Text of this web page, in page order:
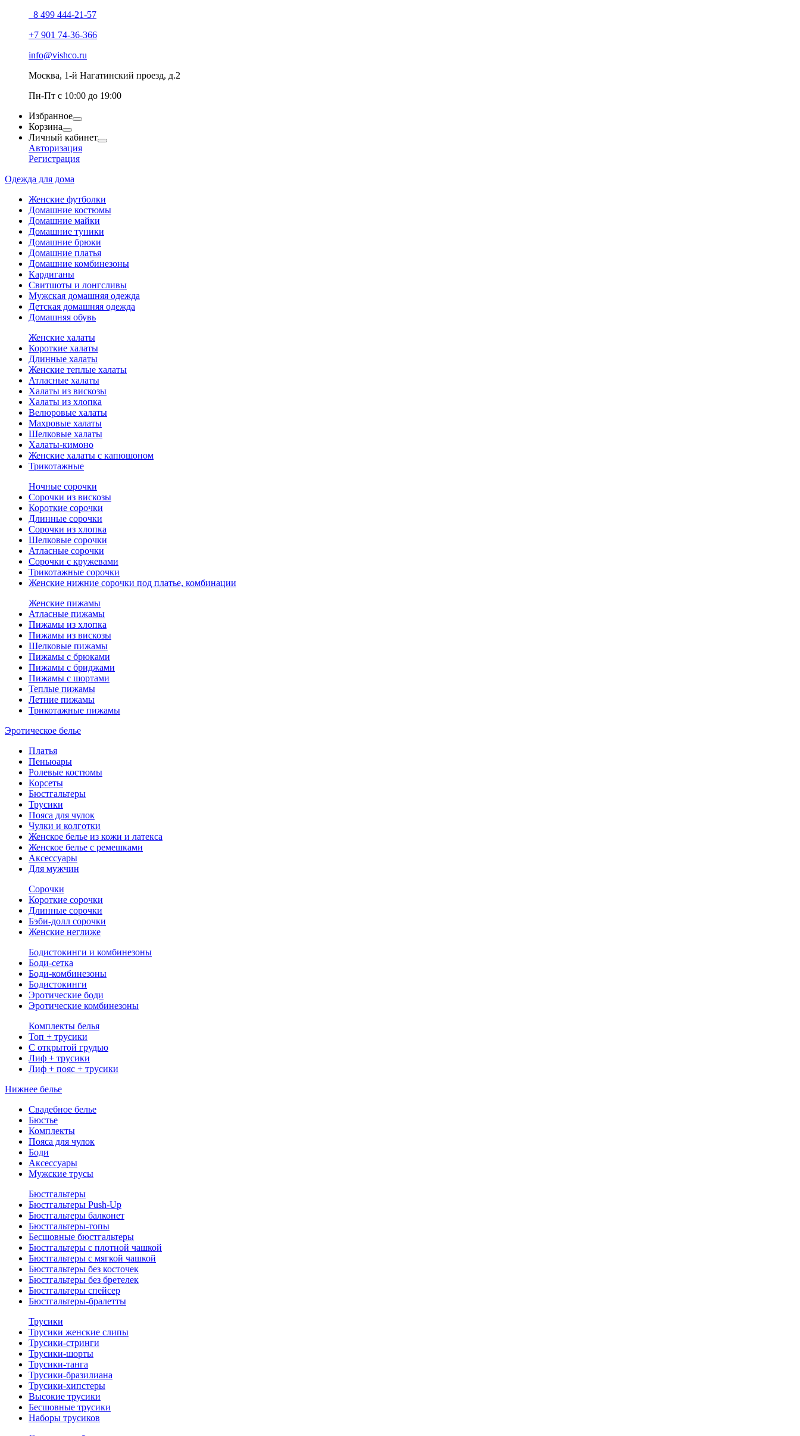
8 499 444-21-57
+7 901 74-36-366
info@vishco.ru
Москва, 1-й Нагатинский проезд, д.2
Пн-Пт с 10:00 до 19:00
Избранное
Корзина
Личный кабинет
Авторизация
Регистрация
Одежда для дома
Женские футболки
Домашние костюмы
Домашние майки
Домашние туники
Домашние брюки
Домашние платья
Домашние комбинезоны
Кардиганы
Свитшоты и лонгсливы
Мужская домашняя одежда
Детская домашняя одежда
Домашняя обувь
Женские халаты
Короткие халаты
Длинные халаты
Женские теплые халаты
Атласные халаты
Халаты из вискозы
Халаты из хлопка
Велюровые халаты
Махровые халаты
Шелковые халаты
Халаты-кимоно
Женские халаты с капюшоном
Трикотажные
Ночные сорочки
Сорочки из вискозы
Короткие сорочки
Длинные сорочки
Сорочки из хлопка
Шелковые сорочки
Атласные сорочки
Сорочки с кружевами
Трикотажные сорочки
Женские нижние сорочки под платье, комбинации
Женские пижамы
Атласные пижамы
Пижамы из хлопка
Пижамы из вискозы
Шелковые пижамы
Пижамы с брюками
Пижамы с бриджами
Пижамы с шортами
Теплые пижамы
Летние пижамы
Трикотажные пижамы
Эротическое белье
Платья
Пеньюары
Ролевые костюмы
Корсеты
Бюстгальтеры
Трусики
Пояса для чулок
Чулки и колготки
Женское белье из кожи и латекса
Женское белье с ремешками
Аксессуары
Для мужчин
Сорочки
Короткие сорочки
Длинные сорочки
Бэби-долл сорочки
Женские неглиже
Бодистокинги и комбинезоны
Боди-сетка
Боди-комбинезоны
Бодистокинги
Эротические боди
Эротические комбинезоны
Комплекты белья
Топ + трусики
С открытой грудью
Лиф + трусики
Лиф + пояс + трусики
Нижнее белье
Свадебное белье
Бюстье
Комплекты
Пояса для чулок
Боди
Аксессуары
Мужские трусы
Бюстгальтеры
Бюстгальтеры Push-Up
Бюстгальтеры балконет
Бюстгальтеры-топы
Бесшовные бюстгальтеры
Бюстгальтеры с плотной чашкой
Бюстгальтеры с мягкой чашкой
Бюстгальтеры без косточек
Бюстгальтеры без бретелек
Бюстгальтеры спейсер
Бюстгальтеры-бралетты
Трусики
Трусики женские слипы
Трусики-стринги
Трусики-шорты
Трусики-танга
Трусики-бразилиана
Трусики-хипстеры
Высокие трусики
Бесшовные трусики
Наборы трусиков